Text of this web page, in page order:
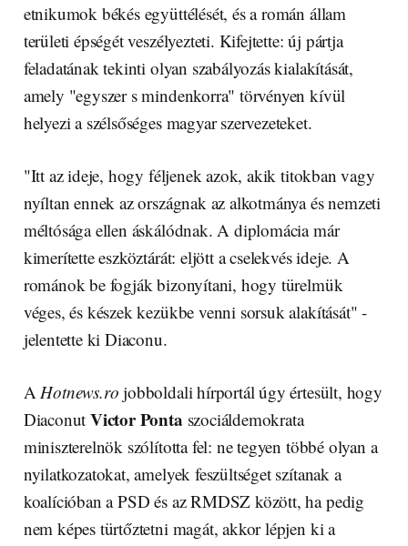
etnikumok békés együttélését, és a román állam
területi épségét veszélyezteti. Kifejtette: új pártja
feladatának tekinti olyan szabályozás kialakítását,
amely "egyszer s mindenkorra" törvényen kívül
helyezi a szélsőséges magyar szervezeteket.
"Itt az ideje, hogy féljenek azok, akik titokban vagy
nyíltan ennek az országnak az alkotmánya és nemzeti
méltósága ellen áskálódnak. A diplomácia már
kimerítette eszköztárát: eljött a cselekvés ideje. A
románok be fogják bizonyítani, hogy türelmük
véges, és készek kezükbe venni sorsuk alakítását" -
jelentette ki Diaconu.
A Hotnews.ro jobboldali hírportál úgy értesült, hogy
Diaconut Victor Ponta szociáldemokrata
miniszterelnök szólította fel: ne tegyen többé olyan a
nyilatkozatokat, amelyek feszültséget szítanak a
koalícióban a PSD és az RMDSZ között, ha pedig
nem képes türtőztetni magát, akkor lépjen ki a